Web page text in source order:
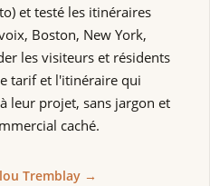
et testé les itinéraires
Boston, New York,
les visiteurs et résidents
tarif et l'itinéraire qui
leur projet, sans jargon et
caché.
Tremblay →